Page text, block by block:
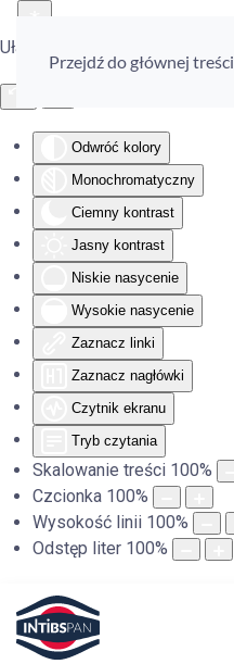
Ułatwienia dostępu
Odwróć kolory
Monochromatyczny
Ciemny kontrast
Jasny kontrast
Niskie nasycenie
Wysokie nasycenie
Zaznacz linki
Zaznacz nagłówki
Czytnik ekranu
Tryb czytania
Skalowanie treści 100%
Czcionka 100%
Wysokość linii 100%
Odstęp liter 100%
Przejdź do głównej treści